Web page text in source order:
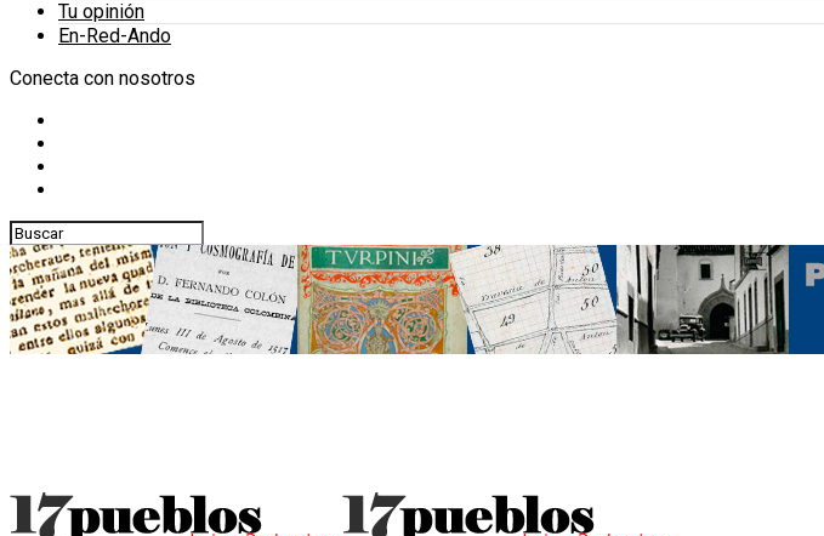
Tu opinión
En-Red-Ando
Conecta con nosotros